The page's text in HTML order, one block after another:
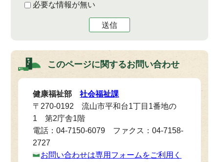
必要な情報が無い
送信
このページに関するお問い合わせ
健康福祉部社会福祉課
〒270-0192 流山市平和台1丁目1番地の
1 第2庁舎1階
電話：04-7150-6079 ファクス：04-7158-
2727
お問い合わせは専用フォームをご利用く